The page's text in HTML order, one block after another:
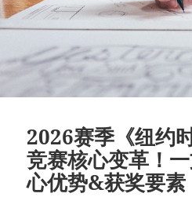
2026赛季《纽约
竞赛核心变革！
心优势&获奖要素